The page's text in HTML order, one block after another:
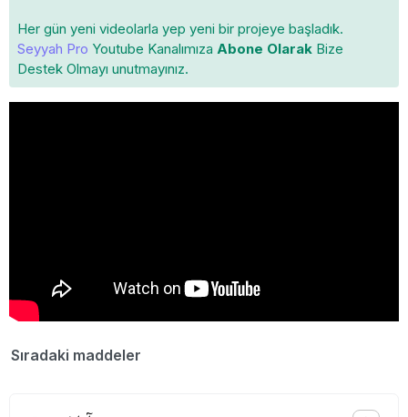
Her gün yeni videolarla yep yeni bir projeye başladık.
Seyyah Pro Youtube Kanalımıza Abone Olarak Bize
Destek Olmayı unutmayınız.
Sıradaki maddeler